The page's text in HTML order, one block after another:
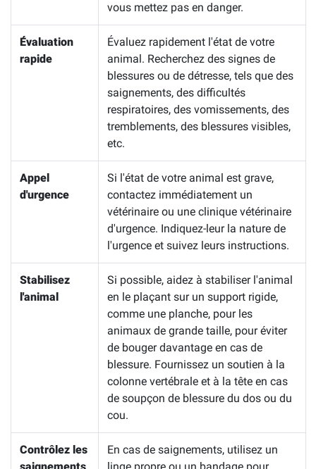
vous mettez pas en danger.
Évaluation
rapide
Évaluez rapidement l'état de votre
animal. Recherchez des signes de
blessures ou de détresse, tels que des
saignements, des difficultés
respiratoires, des vomissements, des
tremblements, des blessures visibles,
etc.
Appel
d'urgence
Si l'état de votre animal est grave,
contactez immédiatement un
vétérinaire ou une clinique vétérinaire
d'urgence. Indiquez-leur la nature de
l'urgence et suivez leurs instructions.
Stabilisez
l'animal
Si possible, aidez à stabiliser l'animal
en le plaçant sur un support rigide,
comme une planche, pour les
animaux de grande taille, pour éviter
de bouger davantage en cas de
blessure. Fournissez un soutien à la
colonne vertébrale et à la tête en cas
de soupçon de blessure du dos ou du
cou.
Contrôlez les
En cas de saignements, utilisez un